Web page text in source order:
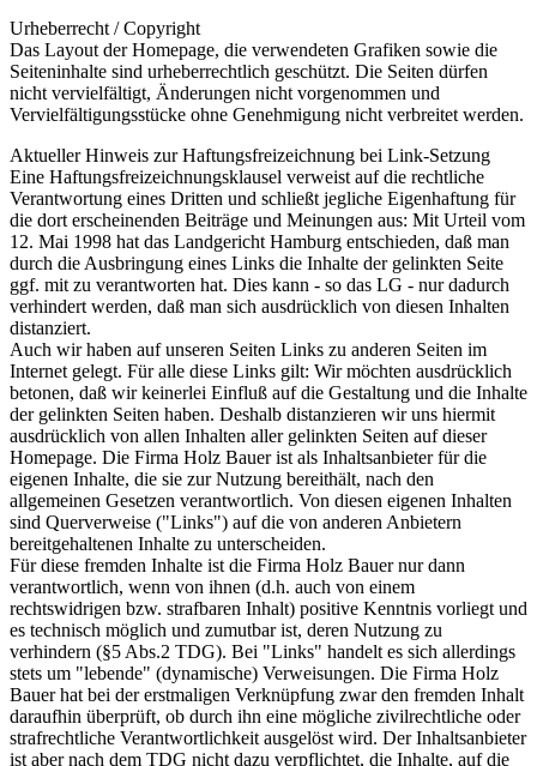
Urheberrecht / Copyright
Das Layout der Homepage, die verwendeten Grafiken sowie die
Seiteninhalte sind urheberrechtlich geschützt. Die Seiten dürfen
nicht vervielfältigt, Änderungen nicht vorgenommen und
Vervielfältigungsstücke ohne Genehmigung nicht verbreitet werden.
Aktueller Hinweis zur Haftungsfreizeichnung bei Link-Setzung
Eine Haftungsfreizeichnungsklausel verweist auf die rechtliche
Verantwortung eines Dritten und schließt jegliche Eigenhaftung für
die dort erscheinenden Beiträge und Meinungen aus: Mit Urteil vom
12. Mai 1998 hat das Landgericht Hamburg entschieden, daß man
durch die Ausbringung eines Links die Inhalte der gelinkten Seite
ggf. mit zu verantworten hat. Dies kann - so das LG - nur dadurch
verhindert werden, daß man sich ausdrücklich von diesen Inhalten
distanziert.
Auch wir haben auf unseren Seiten Links zu anderen Seiten im
Internet gelegt. Für alle diese Links gilt: Wir möchten ausdrücklich
betonen, daß wir keinerlei Einfluß auf die Gestaltung und die Inhalte
der gelinkten Seiten haben. Deshalb distanzieren wir uns hiermit
ausdrücklich von allen Inhalten aller gelinkten Seiten auf dieser
Homepage. Die Firma Holz Bauer ist als Inhaltsanbieter für die
eigenen Inhalte, die sie zur Nutzung bereithält, nach den
allgemeinen Gesetzen verantwortlich. Von diesen eigenen Inhalten
sind Querverweise ("Links") auf die von anderen Anbietern
bereitgehaltenen Inhalte zu unterscheiden.
Für diese fremden Inhalte ist die Firma Holz Bauer nur dann
verantwortlich, wenn von ihnen (d.h. auch von einem
rechtswidrigen bzw. strafbaren Inhalt) positive Kenntnis vorliegt und
es technisch möglich und zumutbar ist, deren Nutzung zu
verhindern (§5 Abs.2 TDG). Bei "Links" handelt es sich allerdings
stets um "lebende" (dynamische) Verweisungen. Die Firma Holz
Bauer hat bei der erstmaligen Verknüpfung zwar den fremden Inhalt
daraufhin überprüft, ob durch ihn eine mögliche zivilrechtliche oder
strafrechtliche Verantwortlichkeit ausgelöst wird. Der Inhaltsanbieter
ist aber nach dem TDG nicht dazu verpflichtet, die Inhalte, auf die